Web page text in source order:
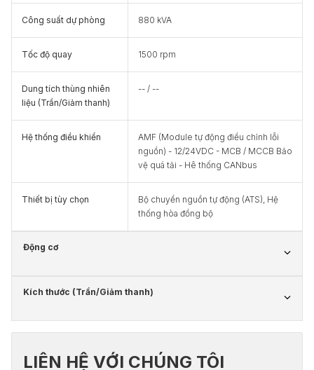
Công suất dự phòng 880 kVA
Tốc độ quay 1500 rpm
Dung tích thùng nhiên
liệu (Trần/Giảm thanh)
-- / --
Hệ thống điều khiển
AMF (Module tự động điều chỉnh lỗi
nguồn) - 12/24VDC - MCB / MCCB Bảo
vệ quá tải - Hê thống CANbus
Thiết bị tùy chọn
Bộ chuyển nguồn tự động (ATS), Hệ
thống hòa đồng bộ
Động cơ
Kích thước (Trần/Giảm thanh)
LIÊN HỆ VỚI CHÚNG TÔI